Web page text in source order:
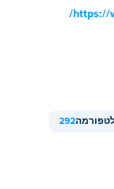
https://
292